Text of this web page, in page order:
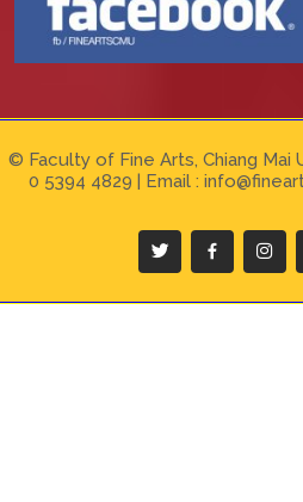
© Faculty of Fine Arts, Chiang Mai
0 5394 4829 | Email :